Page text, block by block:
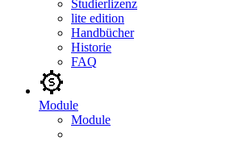
Studierlizenz
lite edition
Handbücher
Historie
FAQ
Module
Module